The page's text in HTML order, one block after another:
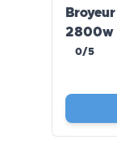
2800w
0/5